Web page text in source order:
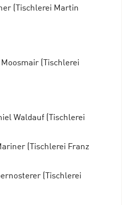
(Tischlerei Martin
(Tischlerei
Waldauf (Tischlerei
(Tischlerei Franz
(Tischlerei